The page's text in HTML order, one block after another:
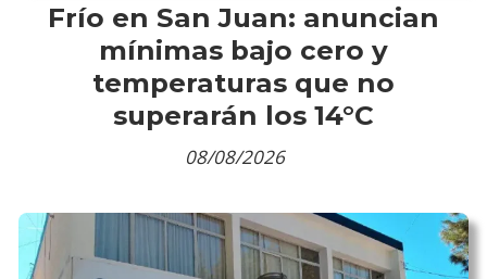
Frío en San Juan: anuncian
mínimas bajo cero y
temperaturas que no
superarán los 14°C
08/08/2026